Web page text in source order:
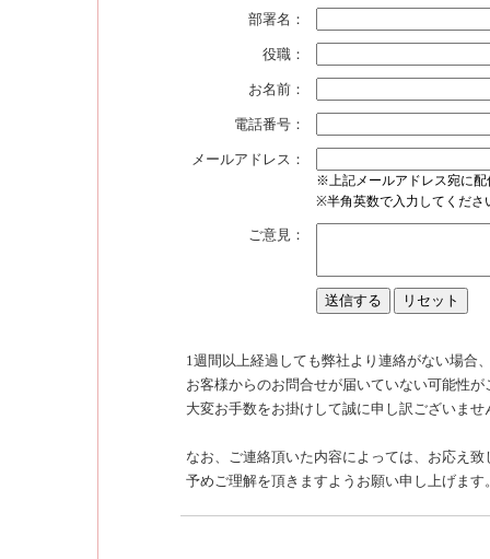
部署名：
役職：
お名前：
電話番号：
メールアドレス：
※上記メールアドレス宛に配
※半角英数で入力してくださ
ご意見：
1週間以上経過しても弊社より連絡がない場合
お客様からのお問合せが届いていない可能性が
大変お手数をお掛けして誠に申し訳ございま
なお、ご連絡頂いた内容によっては、お応え
予めご理解を頂きますようお願い申し上げます